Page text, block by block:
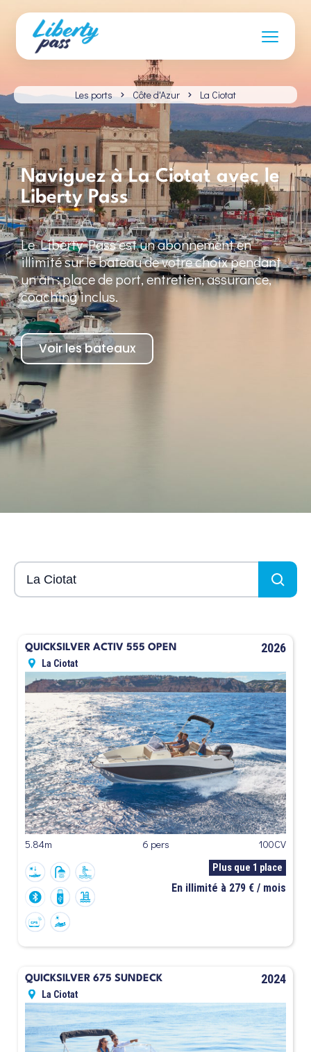
Les ports Côte d'Azur La Ciotat
Naviguez à La Ciotat avec le
Liberty Pass
Le Liberty Pass est un abonnement en
illimité sur le bateau de votre choix pendant
un an : place de port, entretien, assurance,
coaching inclus.
Voir les bateaux
QUICKSILVER ACTIV 555 OPEN 2026
La Ciotat
5.84m 6 pers 100CV
Plus que 1 place
En illimité à 279 € / mois
QUICKSILVER 675 SUNDECK 2024
La Ciotat